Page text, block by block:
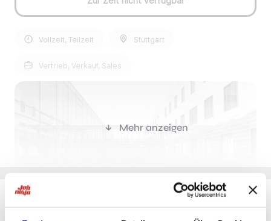
Vollzeit, Teilzeit Stuttgart
Vertrieb, Verkauf, Sales
Mehr anzeigen